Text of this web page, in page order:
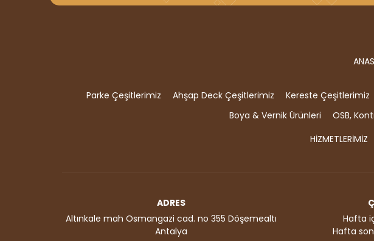
Parke Çeşitlerimiz
Ahşap Deck Çeşitlerimiz Kereste Çeşitlerimiz
Boya & Vernik Ürünleri
OSB,
HİZMETLERİMİZ
ADRES
Altınkale mah Osmangazi cad. no 355 Döşemealtı
Antalya
Hafta
Hafta